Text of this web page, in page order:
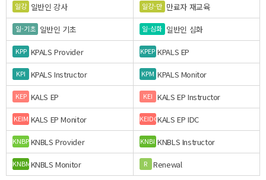
일강 일반인 강사 일강-만 만료자 재교육
일-기초 일반인 기초 일-심화 일반인 심화
KPP KPALS Provider KPEP KPALS EP
KPI KPALS Instructor KPM KPALS Monitor
KEP KALS EP KEI KALS EP Instructor
KEIM KALS EP Monitor KEIDCKALS EP IDC
KNBPKNBLS Provider KNBI KNBLS Instructor
KNBMKNBLS Monitor R Renewal